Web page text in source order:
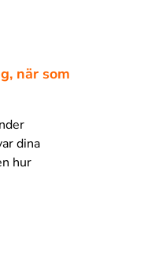
när som
dina
hur